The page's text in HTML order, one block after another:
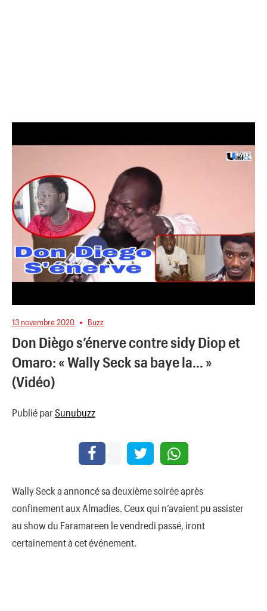
13 novembre 2020 Buzz
Don Diègo s’énerve contre sidy Diop et
Omaro: « Wally Seck sa baye la… »
(Vidéo)
Publié par Sunubuzz
Wally Seck a annoncé sa deuxième soirée après
confinement aux Almadies. Ceux qui n’avaient pu assister
au show du Faramareen le vendredi passé, iront
certainement à cet événement.